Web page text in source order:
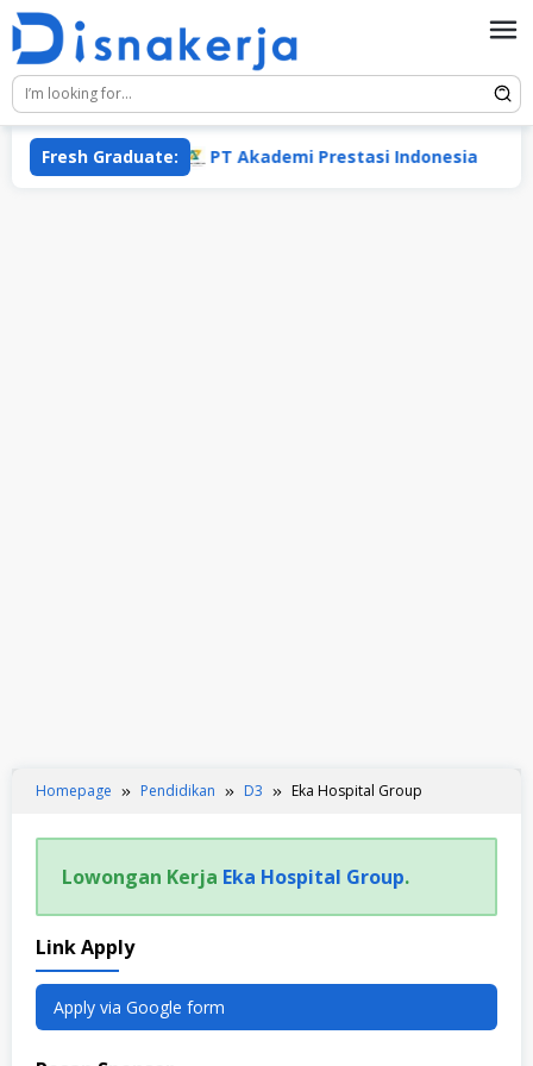
Skip
content
Fresh Graduate: PT Akademi Prestasi Indonesia
Homepage Pendidikan D3 Eka Hospital Group
Lowongan Kerja Eka Hospital Group.
Link Apply
Apply via Google form